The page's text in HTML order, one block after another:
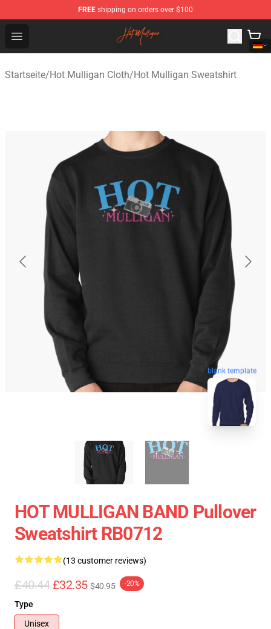
FREE shipping on orders over $100
Open menu
Hot Mulligan Shop - Official Hot Mulligan Merchandise
Startseite/Hot Mulligan Cloth/Hot Mulligan Sweatshirt
blank template
HOT MULLIGAN BAND Pullover
Sweatshirt RB0712
(13 customer reviews)
£40.44 £32.35 $40.95 -20%
Type
Unisex